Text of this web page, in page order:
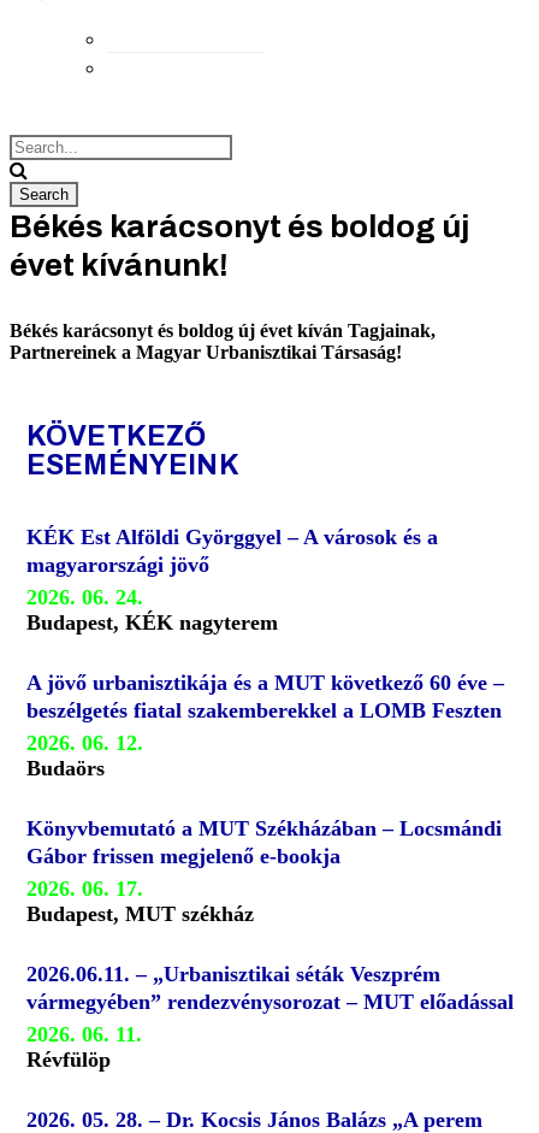
Békés karácsonyt és boldog új
évet kívánunk!
Békés karácsonyt és boldog új évet kíván Tagjainak,
Partnereinek a Magyar Urbanisztikai Társaság!
KÖVETKEZŐ
ESEMÉNYEINK
KÉK Est Alföldi Györggyel – A városok és a
magyarországi jövő
2026. 06. 24.
Budapest, KÉK nagyterem
A jövő urbanisztikája és a MUT következő 60 éve –
beszélgetés fiatal szakemberekkel a LOMB Feszten
2026. 06. 12.
Budaörs
Könyvbemutató a MUT Székházában – Locsmándi
Gábor frissen megjelenő e-bookja
2026. 06. 17.
Budapest, MUT székház
2026.06.11. – „Urbanisztikai séták Veszprém
vármegyében” rendezvénysorozat – MUT előadással
2026. 06. 11.
Révfülöp
2026. 05. 28. – Dr. Kocsis János Balázs „A perem